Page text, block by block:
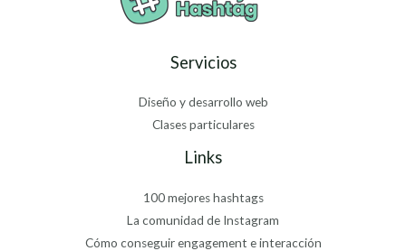
Servicios
Diseño y desarrollo web
Clases particulares
Links
100 mejores hashtags
La comunidad de Instagram
Cómo conseguir engagement e interacción